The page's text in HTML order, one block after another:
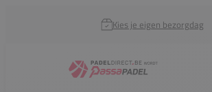
Kies je eigen bezorgdag